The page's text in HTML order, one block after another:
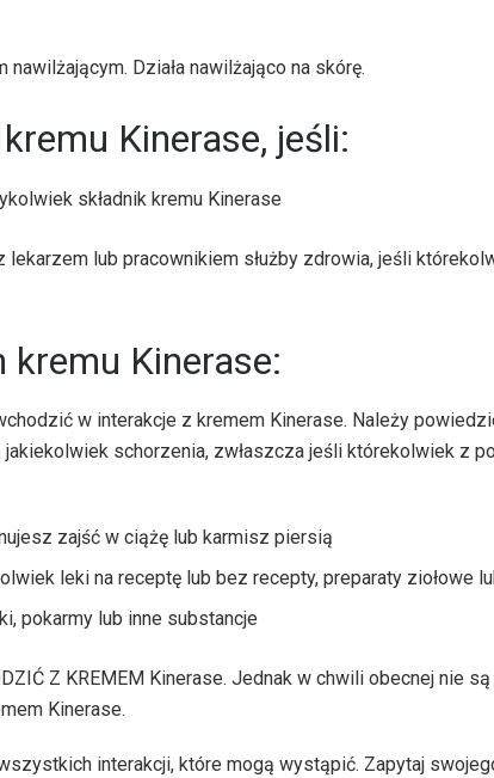
Działa nawilżająco na skórę.
Kinerase, jeśli:
składnik kremu Kinerase
lekarzem lub pracownikiem służby zdrowia, jeśli
kremu Kinerase:
w interakcje z kremem Kinerase. Należy
schorzenia, zwłaszcza jeśli którekolwiek z
zajść w ciążę lub karmisz piersią
leki na receptę lub bez recepty, preparaty ziołowe
pokarmy lub inne substancje
Z KREMEM Kinerase. Jednak w chwili obecnej nie
Kinerase.
interakcji, które mogą wystąpić. Zapytaj